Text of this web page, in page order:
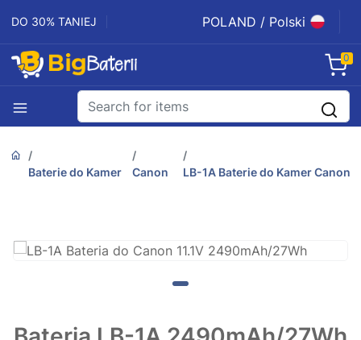
DO 30% TANIEJ POLAND / Polski
0
Baterie do Kamer Canon LB-1A Baterie do Kamer Canon